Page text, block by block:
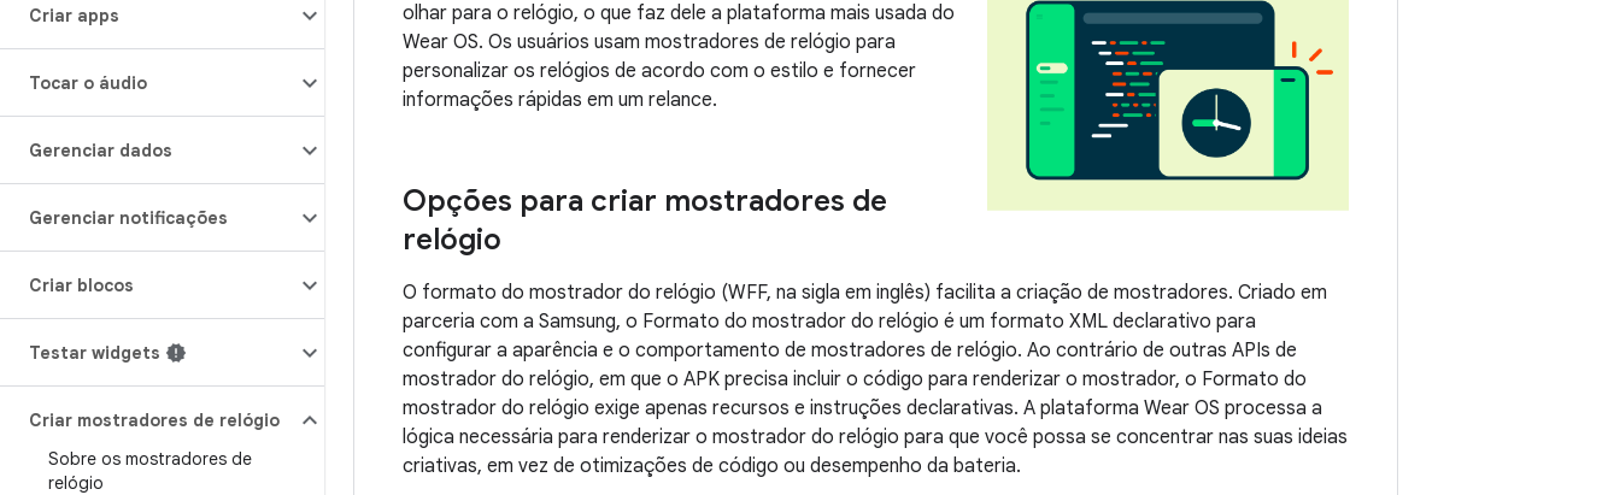
Criar apps
Tocar o áudio
Gerenciar dados
Gerenciar notificações
Criar blocos
Testar widgets
Criar mostradores de relógio
Sobre os mostradores de
relógio
olhar para o relógio, o que faz dele a plataforma mais usada do
Wear OS. Os usuários usam mostradores de relógio para
personalizar os relógios de acordo com o estilo e fornecer
informações rápidas em um relance.
Opções para criar mostradores de
relógio
O formato do mostrador do relógio (WFF, na sigla em inglês) facilita a criação de mostradores. Criado em
parceria com a Samsung, o Formato do mostrador do relógio é um formato XML declarativo para
configurar a aparência e o comportamento de mostradores de relógio. Ao contrário de outras APIs de
mostrador do relógio, em que o APK precisa incluir o código para renderizar o mostrador, o Formato do
mostrador do relógio exige apenas recursos e instruções declarativas. A plataforma Wear OS processa a
lógica necessária para renderizar o mostrador do relógio para que você possa se concentrar nas suas ideias
criativas, em vez de otimizações de código ou desempenho da bateria.